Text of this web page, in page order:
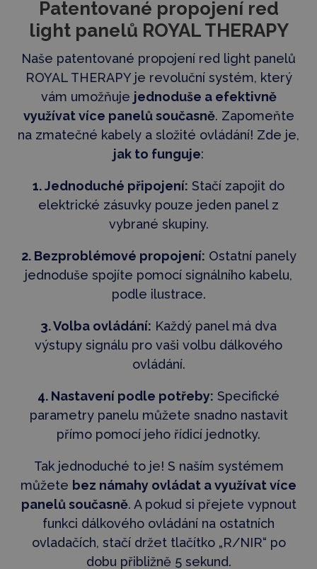
Patentované propojení red
light panelů ROYAL THERAPY
Naše patentované propojení red light panelů
ROYAL THERAPY je revoluční systém, který
vám umožňuje jednoduše a efektivně
využívat více panelů současně. Zapomeňte
na zmatečné kabely a složité ovládání! Zde je,
jak to funguje:
1. Jednoduché připojení: Stačí zapojit do
elektrické zásuvky pouze jeden panel z
vybrané skupiny.
2. Bezproblémové propojení: Ostatní panely
jednoduše spojíte pomocí signálního kabelu,
podle ilustrace.
3. Volba ovládání: Každý panel má dva
výstupy signálu pro vaši volbu dálkového
ovládání.
4. Nastavení podle potřeby: Specifické
parametry panelu můžete snadno nastavit
přímo pomocí jeho řídicí jednotky.
Tak jednoduché to je! S naším systémem
můžete bez námahy ovládat a využívat více
panelů současně. A pokud si přejete vypnout
funkci dálkového ovládání na ostatních
ovladačích, stačí držet tlačítko „R/NIR“ po
dobu přibližně 5 sekund.